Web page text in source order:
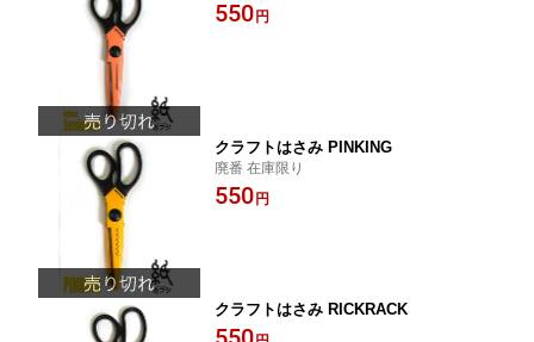
550 円
クラフトはさみ PINKING
廃番 在庫限り
550 円
クラフトはさみ RICKRACK